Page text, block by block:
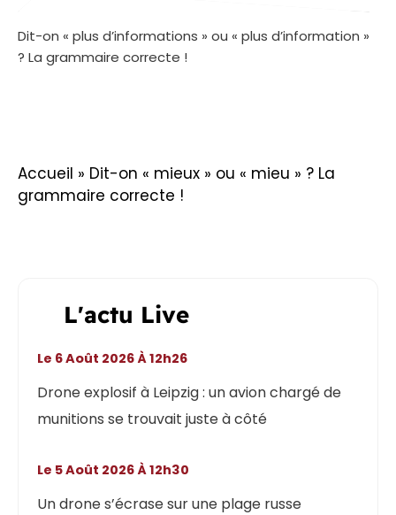
Dit-on « plus d’informations » ou « plus d’information »
? La grammaire correcte !
Accueil » Dit-on « mieux » ou « mieu » ? La
grammaire correcte !
L'actu Live
Drone explosif à Leipzig : un avion chargé de
munitions se trouvait juste à côté
Le 6 Août 2026 À 12h26
Un drone s’écrase sur une plage russe
Le 5 Août 2026 À 12h30